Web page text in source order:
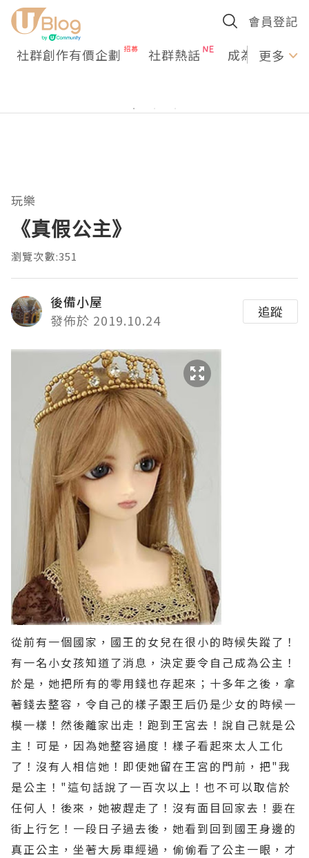
會員登記
社群創作有價企劃 社群熱話 成為U更多
玩樂
《真假公主》
瀏覽次數:351
後備小屋
發佈於 2019.10.24
追蹤
從前有一個國家，國王的女兒在很小的時候失蹤了！
有一名小女孩知道了消息，決定要令自己成為公主！
於是，她把所有的零用錢也存起來；十多年之後，拿
著錢去整容，令自己的樣子跟王后仍是少女的時候一
模一樣！然後離家出走！跑到王宮去！說自己就是公
主！可是，因為她整容過度！樣子看起來太人工化
了！沒有人相信她！即使她留在王宮的門前，把"我
是公主！"這句話說了一百次以上！也不可以取信於
任何人！後來，她被趕走了！沒有面目回家去！要在
街上行乞！一段日子過去後，她看到回到國王身邊的
真正公主，坐著大房車經過，偷偷看了公主一眼，才